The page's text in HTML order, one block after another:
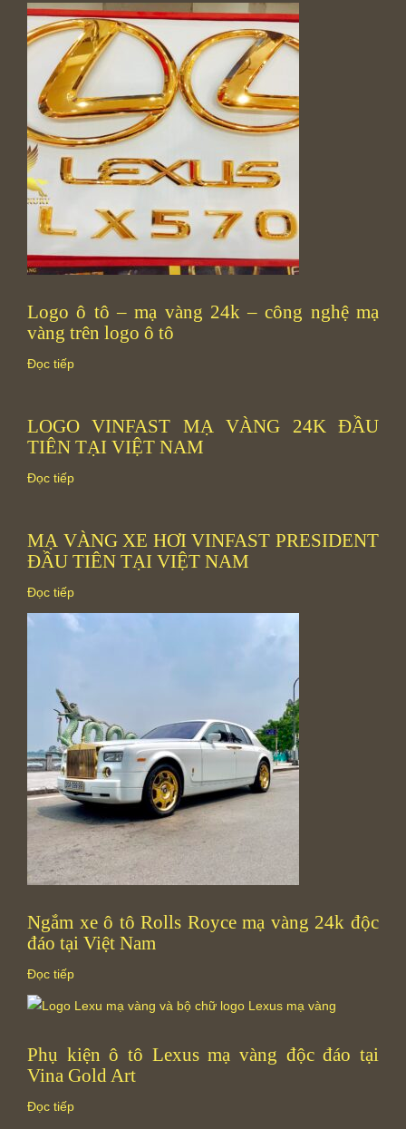
Logo ô tô – mạ vàng 24k – công nghệ mạ
vàng trên logo ô tô
Đọc tiếp
LOGO VINFAST MẠ VÀNG 24K ĐẦU
TIÊN TẠI VIỆT NAM
Đọc tiếp
MẠ VÀNG XE HƠI VINFAST PRESIDENT
ĐẦU TIÊN TẠI VIỆT NAM
Đọc tiếp
Ngắm xe ô tô Rolls Royce mạ vàng 24k độc
đáo tại Việt Nam
Đọc tiếp
Phụ kiện ô tô Lexus mạ vàng độc đáo tại
Vina Gold Art
Đọc tiếp